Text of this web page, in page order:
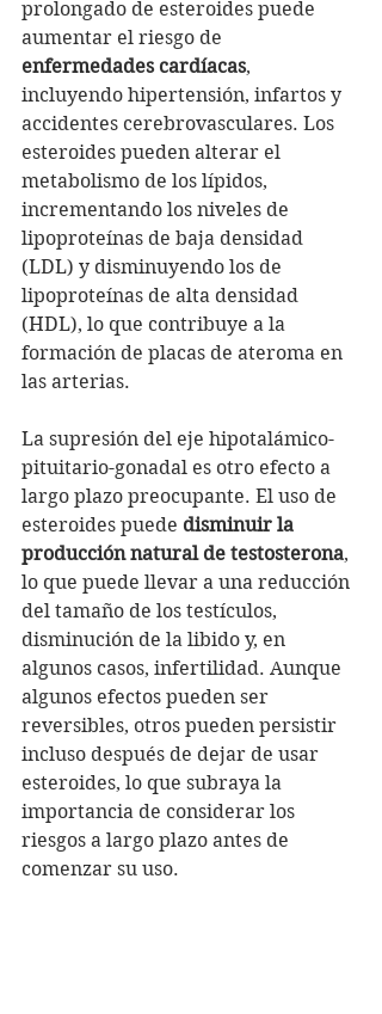
prolongado de esteroides puede
aumentar el riesgo de
enfermedades cardíacas,
incluyendo hipertensión, infartos y
accidentes cerebrovasculares. Los
esteroides pueden alterar el
metabolismo de los lípidos,
incrementando los niveles de
lipoproteínas de baja densidad
(LDL) y disminuyendo los de
lipoproteínas de alta densidad
(HDL), lo que contribuye a la
formación de placas de ateroma en
las arterias.
La supresión del eje hipotalámico-
pituitario-gonadal es otro efecto a
largo plazo preocupante. El uso de
esteroides puede disminuir la
producción natural de testosterona,
lo que puede llevar a una reducción
del tamaño de los testículos,
disminución de la libido y, en
algunos casos, infertilidad. Aunque
algunos efectos pueden ser
reversibles, otros pueden persistir
incluso después de dejar de usar
esteroides, lo que subraya la
importancia de considerar los
riesgos a largo plazo antes de
comenzar su uso.